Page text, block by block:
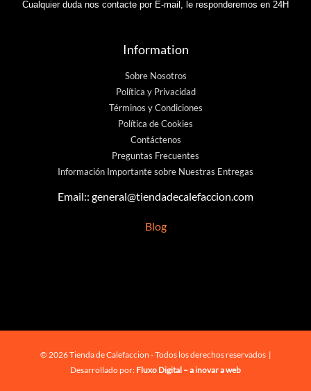
Cualquier duda nos contacte por E-mail, le responderemos en 24H
Information
Sobre Nosotros
Política y Privacidad
Términos y Condiciones
Política de Cookies
Contáctenos
Preguntas Frecuentes
Información Importante sobre Nuestras Entregas
Email:: general@tiendadecalefaccion.com
Blog
© 2026 Tienda de Calefaccion - Todos los derechos reservados |
Desarrollado por: Fluxo Digital – a inovar a web